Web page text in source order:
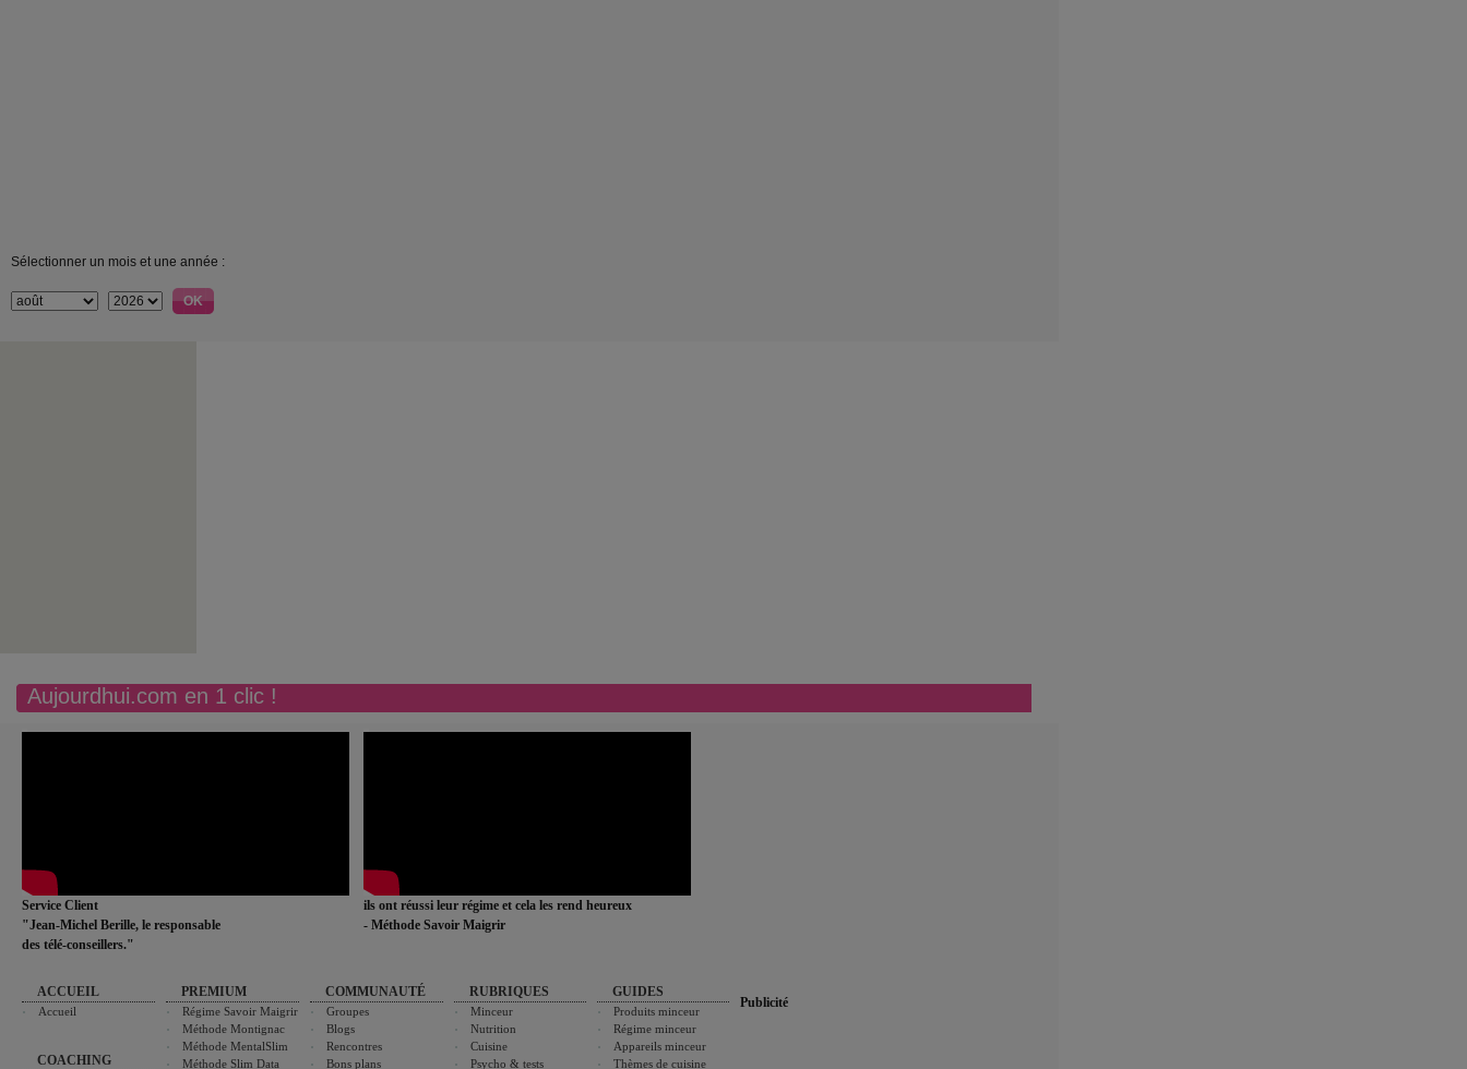
Sélectionner un mois et une année :
Aujourdhui.com en 1 clic !
Service Client
"Jean-Michel Berille, le responsable
des télé-conseillers."
ils ont réussi leur régime et cela les rend heureux
- Méthode Savoir Maigrir
ACCUEIL
Accueil
COACHING
PREMIUM
Régime Savoir Maigrir
Méthode Montignac
Méthode MentalSlim
Méthode Slim Data
COMMUNAUTÉ
Groupes
Blogs
Rencontres
Bons plans
RUBRIQUES
Minceur
Nutrition
Cuisine
Psycho & tests
GUIDES
Produits minceur
Régime minceur
Appareils minceur
Thèmes de cuisine
Publicité